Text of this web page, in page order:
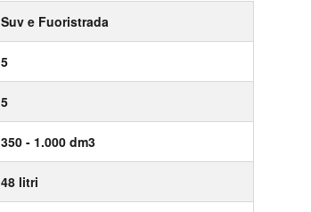
Suv e Fuoristrada
5
5
350 - 1.000 dm3
48 litri